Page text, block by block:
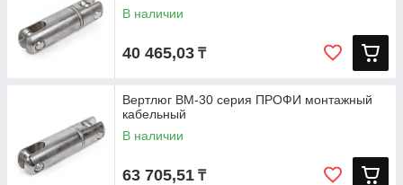
В наличии
40 465,03 ₸
Вертлюг ВМ-30 серия ПРОФИ монтажный
кабельный
В наличии
63 705,51 ₸